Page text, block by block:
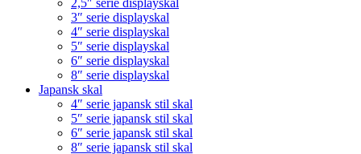
2,5″ serie displayskal
3″ serie displayskal
4″ serie displayskal
5″ serie displayskal
6″ serie displayskal
8″ serie displayskal
Japansk skal
4″ serie japansk stil skal
5″ serie japansk stil skal
6″ serie japansk stil skal
8″ serie japansk stil skal